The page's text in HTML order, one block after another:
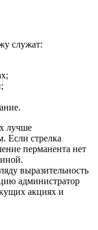
служат:
лучше
Если стрелка
перманента нет
выразительность
администратор
акциях и